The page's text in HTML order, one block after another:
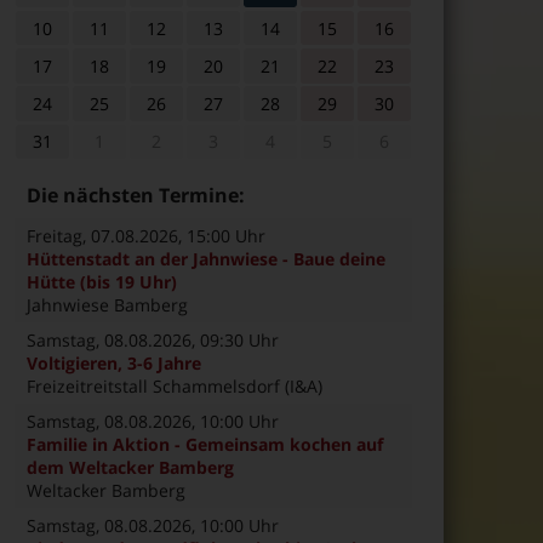
10
11 12 13 14 15
16
17
18 19 20 21 22
23
24
25 26 27 28 29
30
31
Die nächsten Termine:
Freitag, 07.08.2026, 15:00 Uhr
Hüttenstadt an der Jahnwiese - Baue deine
Hütte (bis 19 Uhr)
Jahnwiese Bamberg
Samstag, 08.08.2026, 09:30 Uhr
Voltigieren, 3-6 Jahre
Freizeitreitstall Schammelsdorf (I&A)
Samstag, 08.08.2026, 10:00 Uhr
Familie in Aktion - Gemeinsam kochen auf
dem Weltacker Bamberg
Weltacker Bamberg
Samstag, 08.08.2026, 10:00 Uhr